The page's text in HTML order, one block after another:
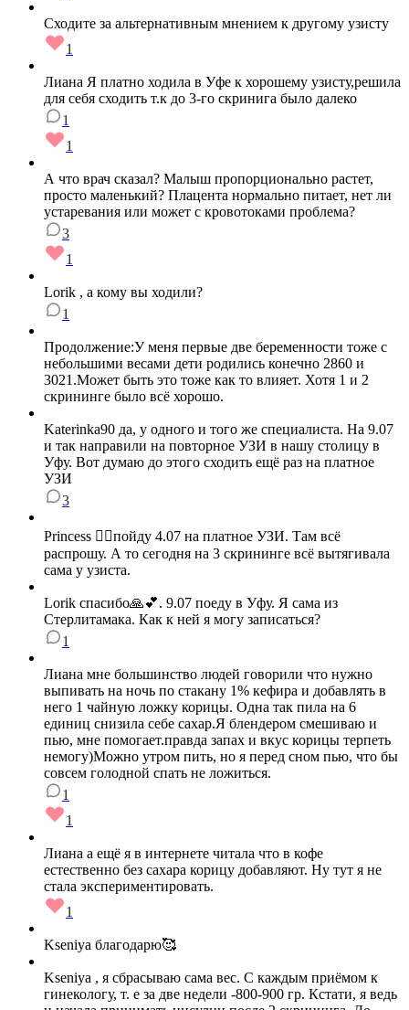
Сходите за альтернативным мнением к другому узисту
1
Лиана Я платно ходила в Уфе к хорошему узисту,решила
для себя сходить т.к до 3-го скринига было далеко
1
1
А что врач сказал? Малыш пропорционально растет,
просто маленький? Плацента нормально питает, нет ли
устаревания или может с кровотоками проблема?
3
1
Lorik , а кому вы ходили?
1
Продолжение:У меня первые две беременности тоже с
небольшими весами дети родились конечно 2860 и
3021.Может быть это тоже как то влияет. Хотя 1 и 2
скрининге было всё хорошо.
Katerinka90 да, у одного и того же специалиста. На 9.07
и так направили на повторное УЗИ в нашу столицу в
Уфу. Вот думаю до этого сходить ещё раз на платное
УЗИ
3
Princess 🤷‍♀️пойду 4.07 на платное УЗИ. Там всё
распрошу. А то сегодня на 3 скрининге всё вытягивала
сама у узиста.
Lorik спасибо🙏💕. 9.07 поеду в Уфу. Я сама из
Стерлитамака. Как к ней я могу записаться?
1
Лиана мне большинство людей говорили что нужно
выпивать на ночь по стакану 1% кефира и добавлять в
него 1 чайную ложку корицы. Одна так пила на 6
единиц снизила себе сахар.Я блендером смешиваю и
пью, мне помогает.правда запах и вкус корицы терпеть
немогу)Можно утром пить, но я перед сном пью, что бы
совсем голодной спать не ложиться.
1
1
Лиана а ещё я в интернете читала что в кофе
естественно без сахара корицу добавляют. Ну тут я не
стала экспериментировать.
1
Kseniya благодарю🥰
Kseniya , я сбрасываю сама вес. С каждым приёмом к
гинекологу, т. е за две недели -800-900 гр. Кстати, я ведь